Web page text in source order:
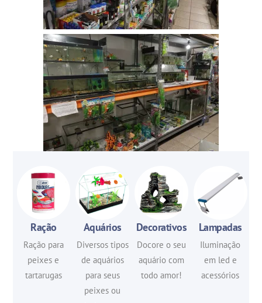
Ração
Ração para
peixes e
tartarugas
Aquários
Diversos tipos
de aquários
para seus
peixes ou
Decorativos
Docore o seu
aquário com
todo amor!
Lampadas
Iluminação
em led e
acessórios